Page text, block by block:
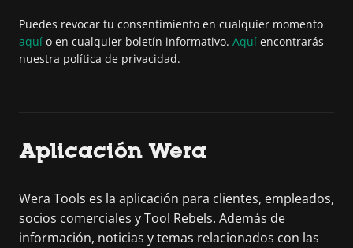
Puedes revocar tu consentimiento en cualquier momento
aquí o en cualquier boletín informativo. Aquí encontrarás
nuestra política de privacidad.
Aplicación Wera
Wera Tools es la aplicación para clientes, empleados,
socios comerciales y Tool Rebels. Además de
información, noticias y temas relacionados con las